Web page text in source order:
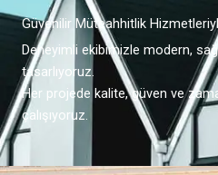
Güvenilir Müteahhitlik
Deneyimli ekibimizle modern,
tasarlıyoruz.
Her projede kalite, güven ve
çalışıyoruz.